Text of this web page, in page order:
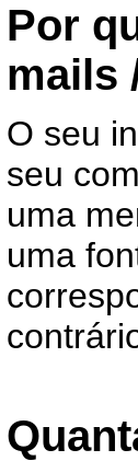
Por
mails
O seu
seu
uma
uma